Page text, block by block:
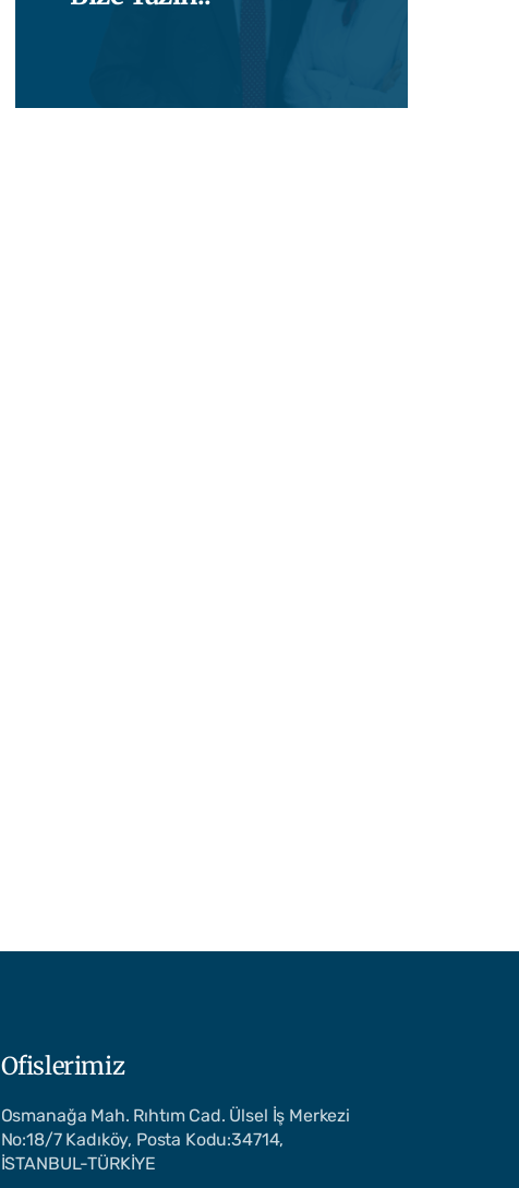
Ofislerimiz
Osmanağa Mah. Rıhtım Cad. Ülsel İş Merkezi
No:18/7 Kadıköy, Posta Kodu:34714,
İSTANBUL-TÜRKİYE